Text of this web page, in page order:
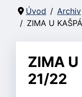
Úvod Archiv
ZIMA U
ZIMA U
21/22